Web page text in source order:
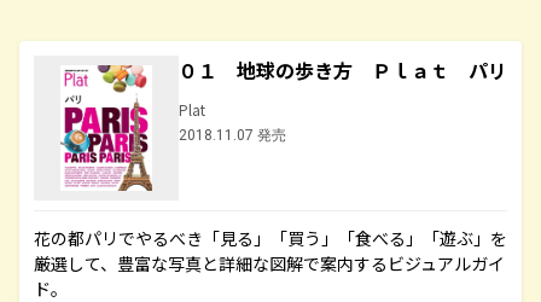
０１ 地球の歩き方 Ｐｌａｔ パリ
Plat
2018.11.07 発売
花の都パリでやるべき「見る」「買う」「食べる」「遊ぶ」を
厳選して、豊富な写真と詳細な図解で案内するビジュアルガイ
ド。